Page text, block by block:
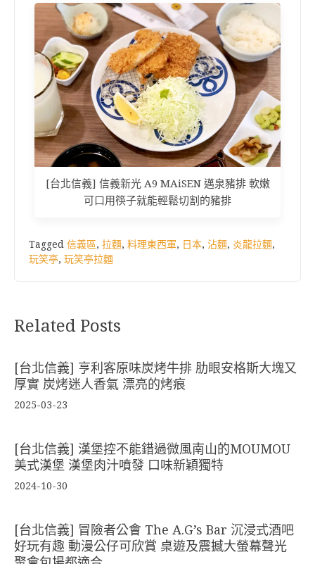
[台北信義] 信義新光 A9 MAiSEN 邁泉豬排 軟嫩
可口用筷子就能輕鬆切割的豬排
Tagged 信義區, 拉麵, 料理東西軍, 日本, 沾麵, 炎龍拉麵,
玩笑亭, 玩笑亭拉麵
Related Posts
[台北信義] 亨利客原味炭烤牛排 肋眼安格斯大塊又
厚實 炭烤迷人香氣 漂亮的烤痕
2025-03-23
[台北信義] 漢堡控不能錯過微風南山的MOUMOU
美式漢堡 漢堡肉汁噴發 口味新穎獨特
2024-10-30
[台北信義] 冒險者公會 The A.G’s Bar 沉浸式酒吧
好玩有趣 動漫公仔可欣賞 桌遊及震撼大螢幕聲光